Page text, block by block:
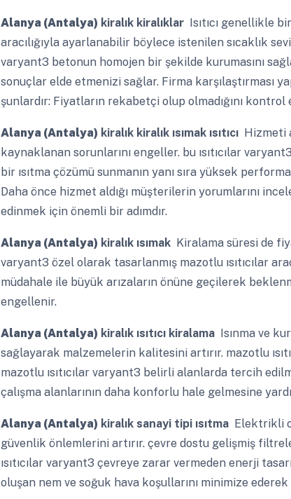
Alanya (Antalya) kiralık kiralıklarIsıtıcı genellikle
aracılığıyla ayarlanabilir böylece istenilen sıcaklık
varyant3 betonun homojen bir şekilde kurumasını
sonuçlar elde etmenizi sağlar. Firma karşılaştırması
şunlardır: Fiyatların rekabetçi olup olmadığını
Alanya (Antalya) kiralık kiralık ısımak ısıtıcıHizmeti
kaynaklanan sorunlarını engeller. bu ısıtıcılar
bir ısıtma çözümü sunmanın yanı sıra yüksek
Daha önce hizmet aldığı müşterilerin yorumlarını
edinmek için önemli bir adımdır.
Alanya (Antalya) kiralık ısımakKiralama süresi de
varyant3 özel olarak tasarlanmış mazotlu ısıtıcılar
müdahale ile büyük arızaların önüne geçilerek
engellenir.
Alanya (Antalya) kiralık ısıtıcı kiralamaIsınma ve
sağlayarak malzemelerin kalitesini artırır. mazotlu
mazotlu ısıtıcılar varyant3 belirli alanlarda tercih
çalışma alanlarının daha konforlu hale gelmesine
Alanya (Antalya) kiralık sanayi tipi ısıtmaElektrikli
güvenlik önlemlerini artırır. çevre dostu gelişmiş
ısıtıcılar varyant3 çevreye zarar vermeden enerji
oluşan nem ve soğuk hava koşullarını minimize